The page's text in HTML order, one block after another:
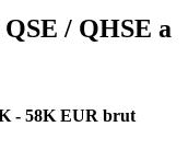
QSE / QHSE a
- 58K EUR brut